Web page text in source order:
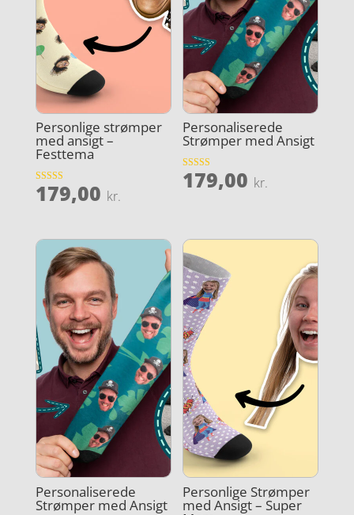
Personlige strømper
med ansigt –
Festtema
Vurderet
179,00 kr.
Personaliserede
Strømper med Ansigt
Vurderet
3.6
179,00 kr.
Personaliserede
Strømper med Ansigt
Personlige Strømper
med Ansigt – Super